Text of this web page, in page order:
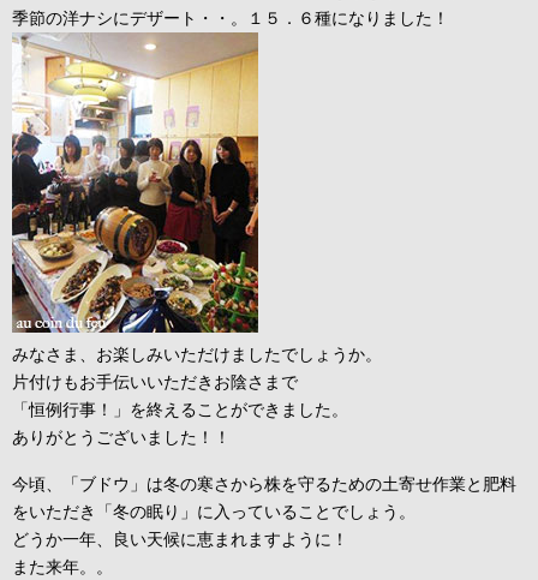
季節の洋ナシにデザート・・。１５．６種になりました！
みなさま、お楽しみいただけましたでしょうか。
片付けもお手伝いいただきお陰さまで
「恒例行事！」を終えることができました。
ありがとうございました！！
今頃、「ブドウ」は冬の寒さから株を守るための土寄せ作業と肥料
をいただき「冬の眠り」に入っていることでしょう。
どうか一年、良い天候に恵まれますように！
また来年。。